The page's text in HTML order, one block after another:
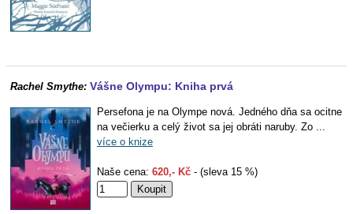
Rachel Smythe: Vášne Olympu: Kniha prvá
Persefona je na Olympe nová. Jedného dňa sa ocitne
na večierku a celý život sa jej obráti naruby. Zo ...
více o knize
Naše cena: 620,- Kč - (sleva 15 %)